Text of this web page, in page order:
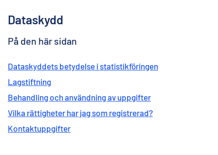
Dataskydd
På den här sidan
Dataskyddets betydelse i statistikföringen
Lagstiftning
Behandling och användning av uppgifter
Vilka rättigheter har jag som registrerad?
Kontaktuppgifter